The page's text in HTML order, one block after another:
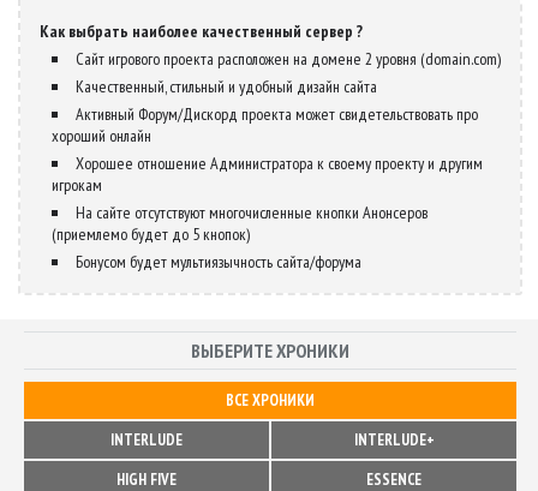
Как выбрать наиболее качественный сервер ?
Сайт игрового проекта расположен на домене 2 уровня (domain.com)
Качественный, стильный и удобный дизайн сайта
Активный Форум/Дискорд проекта может свидетельствовать про
хороший онлайн
Хорошее отношение Администратора к своему проекту и другим
игрокам
На сайте отсутствуют многочисленные кнопки Анонсеров
(приемлемо будет до 5 кнопок)
Бонусом будет мультиязычность сайта/форума
ВЫБЕРИТЕ ХРОНИКИ
ВСЕ ХРОНИКИ
INTERLUDE
INTERLUDE+
HIGH FIVE
ESSENCE